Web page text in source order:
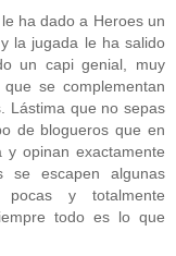
ha dado a Heroes un
la jugada le ha salido
un capi genial, muy
se complementan
Lástima que no sepas
de blogueros que en
opinan exactamente
escapen algunas
y totalmente
todo es lo que